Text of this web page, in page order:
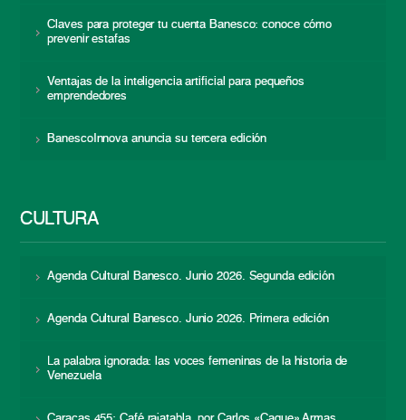
Claves para proteger tu cuenta Banesco: conoce cómo
prevenir estafas
Ventajas de la inteligencia artificial para pequeños
emprendedores
BanescoInnova anuncia su tercera edición
CULTURA
Agenda Cultural Banesco. Junio 2026. Segunda edición
Agenda Cultural Banesco. Junio 2026. Primera edición
La palabra ignorada: las voces femeninas de la historia de
Venezuela